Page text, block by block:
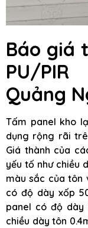
Báo giá
PU/
Quảng
Tấm panel kho
dụng rộng rãi
Giá thành của
yếu tố như chiều
màu sắc của tôn
có độ dày xốp
panel có độ dày
chiều dày tôn